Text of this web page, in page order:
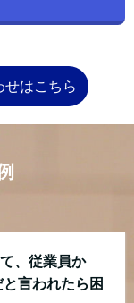
せはこちら
、 従業員か
言われたら困